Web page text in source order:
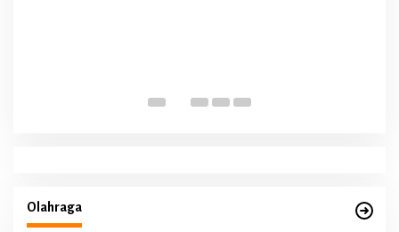
Olahraga